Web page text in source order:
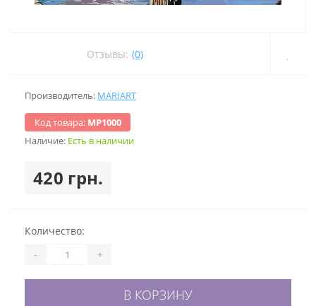
Отзывы: (0)
Производитель: MARIART
Код товара: МР1000
Наличие: Есть в наличии
420 грн.
Количество:
- +
В КОРЗИНУ